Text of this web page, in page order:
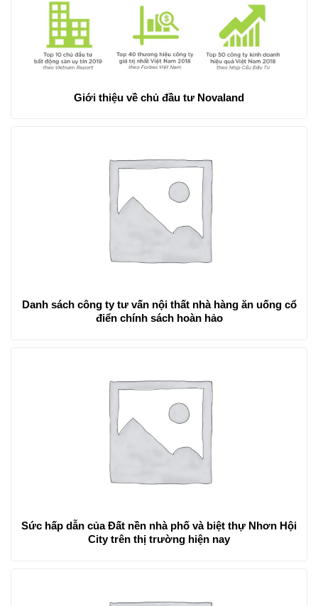
Giới thiệu về chủ đầu tư Novaland
Danh sách công ty tư vấn nội thất nhà hàng ăn uống cổ
điển chính sách hoàn hảo
Sức hấp dẫn của Đất nền nhà phố và biệt thự Nhơn Hội
City trên thị trường hiện nay